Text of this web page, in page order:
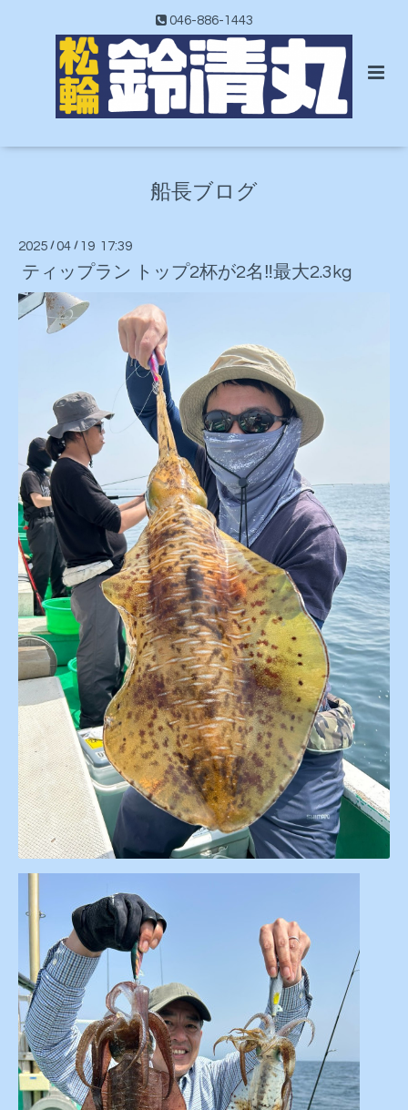
046-886-1443
船長ブログ
2025 / 04 / 19 17:39
ティップラン トップ2杯が2名‼️最大2.3kg